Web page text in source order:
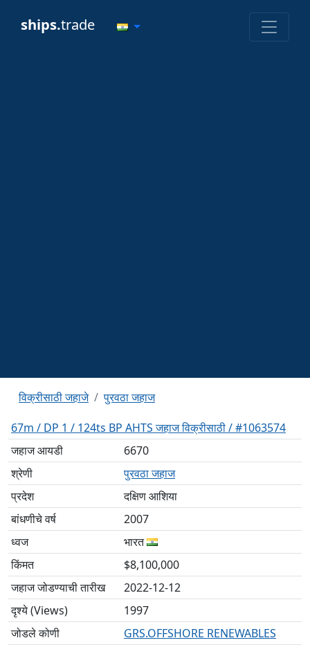
ships.trade
विक्रीसाठी जहाजे
पुरवठा जहाज
67m / DP 1 / 124ts BP AHTS जहाज विक्रीसाठी / #1063574
जहाज आयडी
6670
श्रेणी
पुरवठा जहाज
प्रदेश
दक्षिण आशिया
बांधणीचे वर्ष
2007
ध्वज
भारत
किंमत
$8,100,000
जहाज जोडण्याची तारीख
2022-12-12
दृश्ये (Views)
1997
जोडले कोणी
GRS.OFFSHORE RENEWABLES